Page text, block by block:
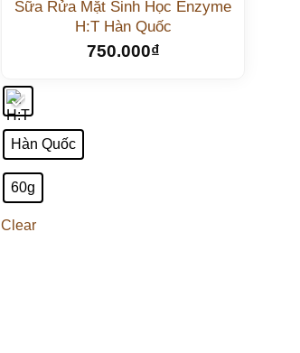
Sữa Rửa Mặt Sinh Học Enzyme
H:T Hàn Quốc
750.000₫
Hàn Quốc
60g
Clear